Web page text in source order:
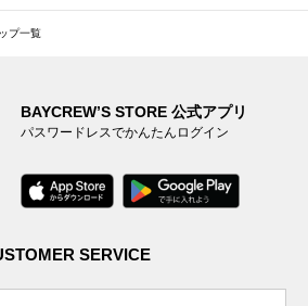
プ一覧
BAYCREW’S STORE 公式アプリ
パスワードレスでかんたんログイン
SERVICE